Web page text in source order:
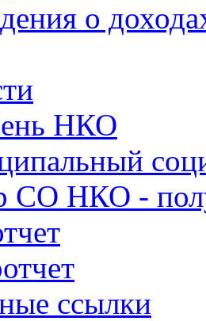
о
НКО
СО НКО -
ссылки